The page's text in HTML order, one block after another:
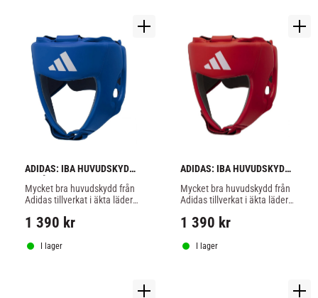
ADIDAS: IBA HUVUDSKYDD
- BLÅ
Mycket bra huvudskydd från
Adidas tillverkat i äkta läder,
färg.
1 390 kr
I lager
ADIDAS: IBA HUVUDSKYDD
- RÖD
Mycket bra huvudskydd från
Adidas tillverkat i äkta läder,
färg.
1 390 kr
I lager